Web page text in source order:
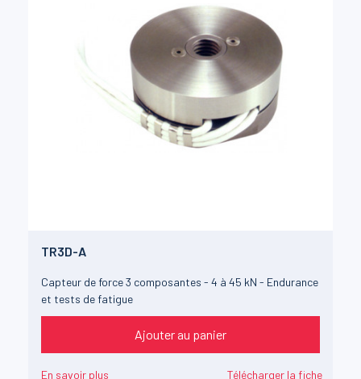
TR3D-A
Capteur de force 3 composantes - 4 à 45 kN - Endurance
et tests de fatigue
Ajouter au panier
En savoir plus Télécharger la fiche